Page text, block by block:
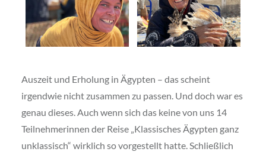
Auszeit und Erholung in Ägypten – das scheint
irgendwie nicht zusammen zu passen. Und doch war es
genau dieses. Auch wenn sich das keine von uns 14
Teilnehmerinnen der Reise „Klassisches Ägypten ganz
unklassisch“ wirklich so vorgestellt hatte. Schließlich